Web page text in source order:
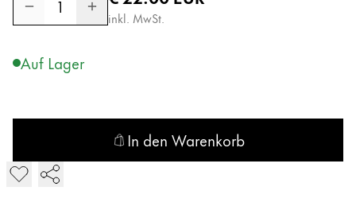
Etuis
Geschenkideen
Geschenk-Sets
LAMY pico Lx
Afrika
English
Diese Region enthält Länder mit den Sprachen,
English
China
1
inkl. MwSt.
Auf Lager
In den Warenkorb
plus Farbstift in den Warenkorb legen